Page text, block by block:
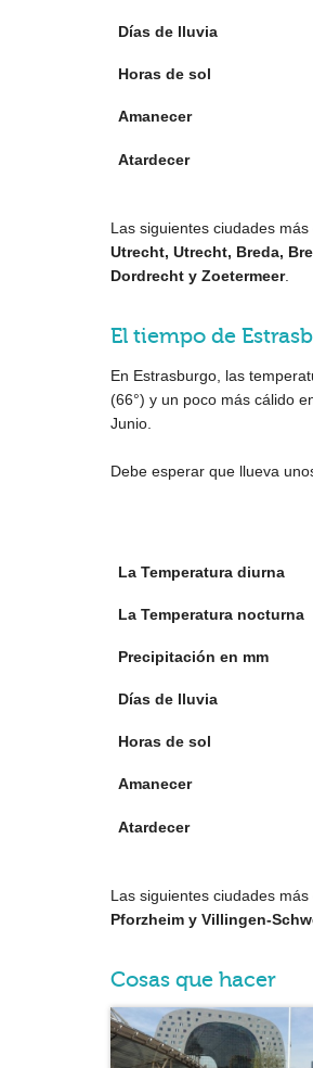
Días de lluvia
Horas de sol
Amanecer
Atardecer
Las siguientes ciudades
Utrecht, Utrecht, Breda,
Dordrecht y Zoetermeer.
El tiempo de
En Estrasburgo, las
(66°) y un poco más cálido
Junio.
Debe esperar que llueva
La Temperatura diurna
La Temperatura nocturna
Precipitación en mm
Días de lluvia
Horas de sol
Amanecer
Atardecer
Las siguientes ciudades
Pforzheim y Villingen-
Cosas que hacer